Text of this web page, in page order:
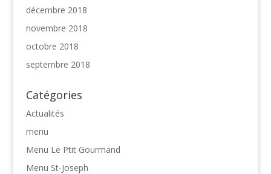
décembre 2018
novembre 2018
octobre 2018
septembre 2018
Catégories
Actualités
menu
Menu Le Ptit Gourmand
Menu St-Joseph